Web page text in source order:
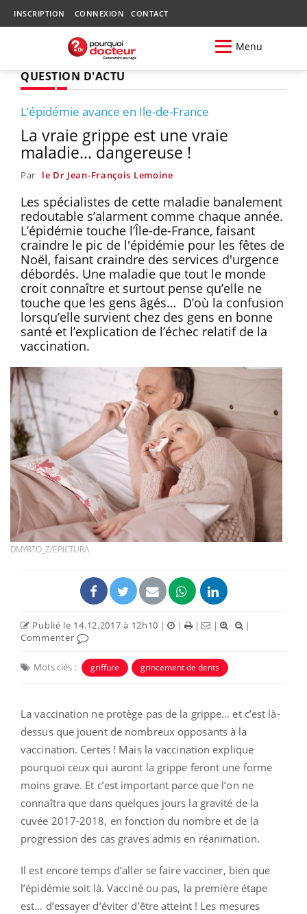
INSCRIPTION CONNEXION CONTACT
Menu
QUESTION D'ACTU
L’épidémie avance en Ile-de-France
La vraie grippe est une vraie
maladie… dangereuse !
Par le Dr Jean-François Lemoine
Les spécialistes de cette maladie banalement
redoutable s’alarment comme chaque année.
L’épidémie touche l’Île-de-France, faisant
craindre le pic de l'épidémie pour les fêtes de
Noël, faisant craindre des services d'urgence
débordés. Une maladie que tout le monde
croit connaître et surtout pense qu’elle ne
touche que les gens âgés… D’où la confusion
lorsqu’elle survient chez des gens en bonne
santé et l’explication de l’échec relatif de la
vaccination.
DMYRTO_Z/EPICTURA
Publié le 14.12.2017 à 12h10 | | | |
|
Commenter
Mots clés : griffure grincement de dents
La vaccination ne protège pas de la grippe… et c’est là-
dessus que jouent de nombreux opposants à la
vaccination. Certes ! Mais la vaccination explique
pourquoi ceux qui auront la grippe feront une forme
moins grave. Et c’est important parce que l’on ne
connaîtra que dans quelques jours la gravité de la
cuvée 2017-2018, en fonction du nombre et de la
progression des cas graves admis en réanimation.
Il est encore temps d’aller se faire vacciner, bien que
l’épidémie soit là. Vacciné ou pas, la première étape
est… d’essayer d’éviter d’être atteint ! Les mesures